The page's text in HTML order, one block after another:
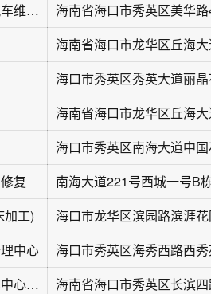
海口市宏博仕汽车维修养护有限公司
海南省海口市秀英区美华
海口市秀英区秀英大道丽
海南省海口市龙华区丘海
复
南海大道221号西城一号B
加工)
海口市龙华区滨园路滨涯
中心
海口市秀英区海秀西路西
保诺驰汽车维修中心(西海岸店)